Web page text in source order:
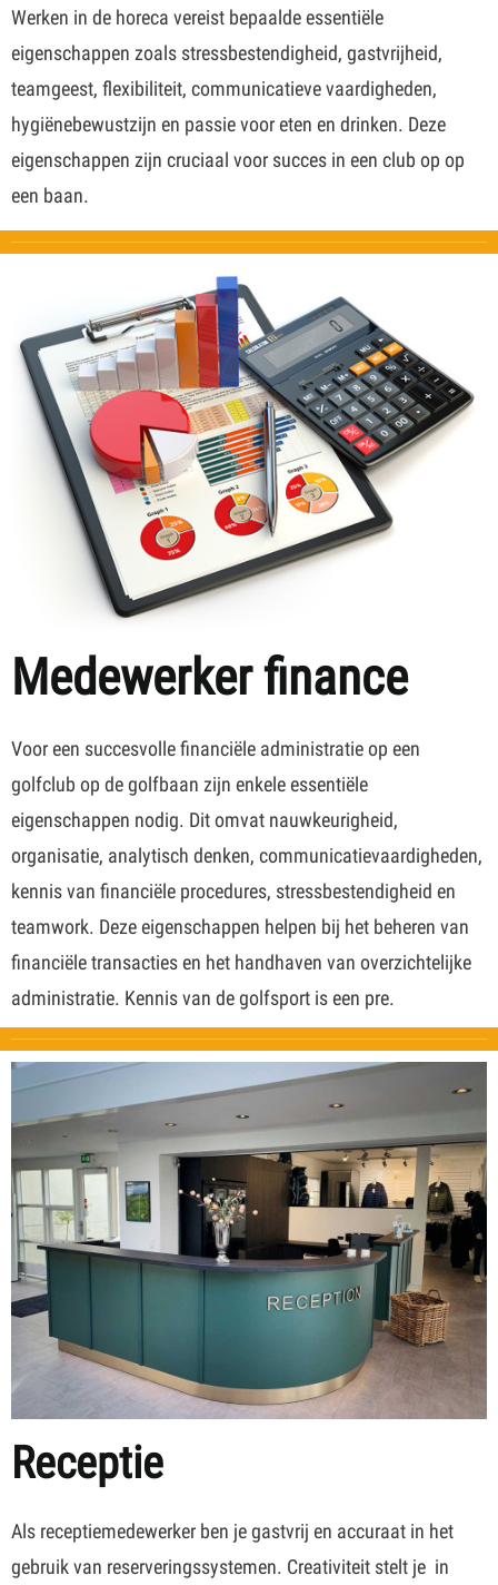
Werken in de horeca vereist bepaalde essentiële
eigenschappen zoals stressbestendigheid, gastvrijheid,
teamgeest, flexibiliteit, communicatieve vaardigheden,
hygiënebewustzijn en passie voor eten en drinken. Deze
eigenschappen zijn cruciaal voor succes in een club op op
een baan.
Medewerker finance
Voor een succesvolle financiële administratie op een
golfclub op de golfbaan zijn enkele essentiële
eigenschappen nodig. Dit omvat nauwkeurigheid,
organisatie, analytisch denken, communicatievaardigheden,
kennis van financiële procedures, stressbestendigheid en
teamwork. Deze eigenschappen helpen bij het beheren van
financiële transacties en het handhaven van overzichtelijke
administratie. Kennis van de golfsport is een pre.
Receptie
Als receptiemedewerker ben je gastvrij en accuraat in het
gebruik van reserveringssystemen. Creativiteit stelt je in